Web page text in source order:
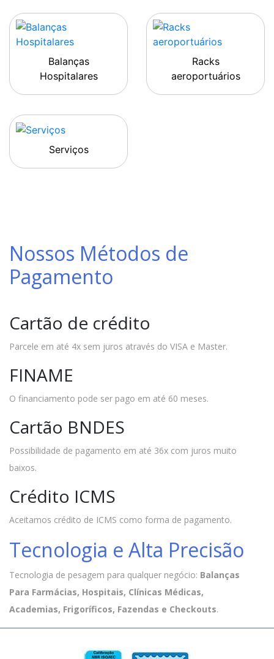
Balanças
Hospitalares
Racks
aeroportuários
Serviços
Nossos Métodos de
Pagamento
Cartão de crédito
Parcele em até 4x sem juros através do VISA e Master.
FINAME
O financiamento pode ser pago em até 60 meses.
Cartão BNDES
Possibilidade de pagamento em até 36x com juros muito
baixos.
Crédito ICMS
Aceitamos crédito de ICMS como forma de pagamento.
Tecnologia e Alta Precisão
Tecnologia de pesagem para qualquer negócio: Balanças
Para Farmácias, Hospitais, Clínicas Médicas,
Academias, Frigoríficos, Fazendas e Checkouts.